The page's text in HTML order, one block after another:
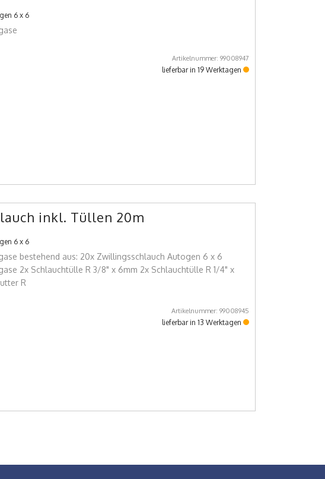
6 x 6
Artikelnummer: 99008947
lieferbar in 19 Werktagen
inkl. Tüllen 20m
6 x 6
bestehend aus: 20x Zwillingsschlauch Autogen 6 x 6
2x Schlauchtülle R 3/8" x 6mm 2x Schlauchtülle R 1/4" x
R
Artikelnummer: 99008945
lieferbar in 13 Werktagen